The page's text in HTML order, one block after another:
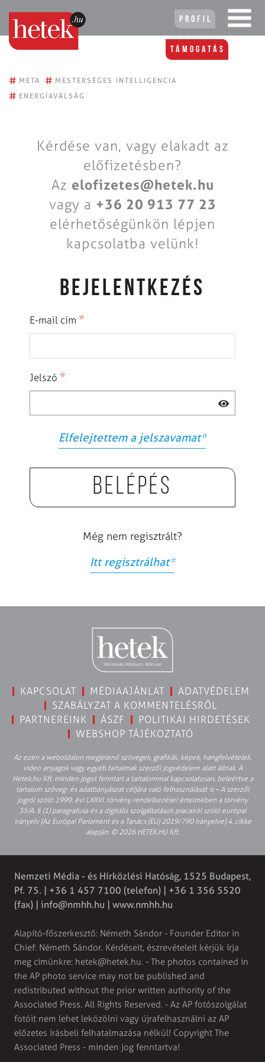
Profil
Támogatás
# META # MESTERSÉGES INTELLIGENCIA
# ENERGIAVÁLSÁG
Kérdése van, vagy elakadt az
előfizetésben?
Az elofizetes@hetek.hu
vagy a +36 20 913 77 23
elérhetőségünkön lépjen
kapcsolatba velünk!
BEJELENTKEZÉS
E-mail cím *
Jelszó *
Elfelejtettem a jelszavamat*
Belépés
Még nem regisztrált?
Itt regisztrálhat*
KAPCSOLAT MÉDIAAJÁNLAT
ADATVÉDELEM
SZABÁLYZAT A KOMMENTELÉSRŐL
PARTNEREINK
ÁSZF
POLITIKAI HIRDETÉSEK
WEBSHOP TÁJÉKOZTATÓ
Az ezen a weboldalon megjelenő szövegek, grafikák, képek, hangfelvételek,
video anyagok vagy egyéb tartalmak szerzői jogvédelem alatt állnak. A
Hetek.hu Kft. minden jogot fenntart a tartalommal kapcsolatosan, beleértve a
tartalom szöveg- és adatbányászat céljára való felhasználását is – A szerzői
jogról szóló 1999. évi LXXVI. törvény rendelkezései értelmében a törvény
35/A. § (1) paragrafusa és a digitális szolgáltatások piacairól szóló európai
irányelv (Az Európai Parlament és a Tanács (EU) 2019/790 Irányelve) 4. cikke
alapján. © 2026 HETEK.HU Kft.
Nemzeti Média - és Hírközlési Hatóság, 1525 Budapest,
Pf. 75. | +36 1 457 7100 (telefon) | +36 1 356 5520
(fax) | info@nmhh.hu | www.nmhh.hu
Alapító-főszerkesztő: Németh Sándor - Founder Editor in
Chief: Németh Sándor. Kérdéseit, észrevételeit kérjük írja
meg címünkre: hetek@hetek.hu. - The photos contained in
the AP photo service may not be published and
redistributed without the prior written authority of the
Associated Press. All Rights Reserved. - Az AP fotószolgálat
fotóit nem lehet leközölni vagy újrafelhasználni az AP
előzetes írásbeli felhatalmazása nélkül! Copyright The
Associated Press - minden jog fenntartva!